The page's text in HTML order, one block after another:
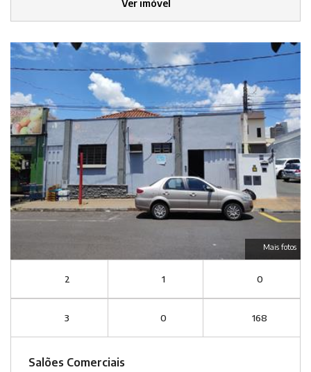
Ver imóvel
Mais fotos
2 1 0
3 0 168
Salões Comerciais